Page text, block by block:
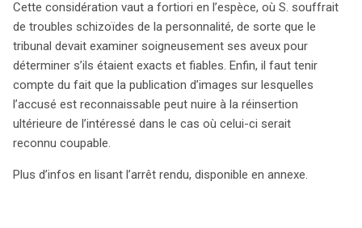
Cette considération vaut a fortiori en l’espèce, où S. souffrait
de troubles schizoïdes de la personnalité, de sorte que le
tribunal devait examiner soigneusement ses aveux pour
déterminer s’ils étaient exacts et fiables. Enfin, il faut tenir
compte du fait que la publication d’images sur lesquelles
l’accusé est reconnaissable peut nuire à la réinsertion
ultérieure de l’intéressé dans le cas où celui-ci serait
reconnu coupable.
Plus d’infos en lisant l’arrêt rendu, disponible en annexe.